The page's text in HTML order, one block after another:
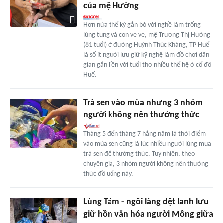
của mệ Hường
Hơn nửa thế kỷ gắn bó với nghề làm trống
lùng tung và con ve ve, mệ Trương Thị Hường
(81 tuổi) ở đường Huỳnh Thúc Kháng, TP Huế
là số ít người lưu giữ kỹ nghệ làm đồ chơi dân
gian gắn liền với tuổi thơ nhiều thế hệ ở cố đô
Huế.
Trà sen vào mùa nhưng 3 nhóm
người không nên thưởng thức
Tháng 5 đến tháng 7 hằng năm là thời điểm
vào mùa sen cũng là lúc nhiều người lùng mua
trà sen để thưởng thức. Tuy nhiên, theo
chuyên gia, 3 nhóm người không nên thưởng
thức đồ uống này.
Lùng Tám - ngôi làng dệt lanh lưu
giữ hồn văn hóa người Mông giữa